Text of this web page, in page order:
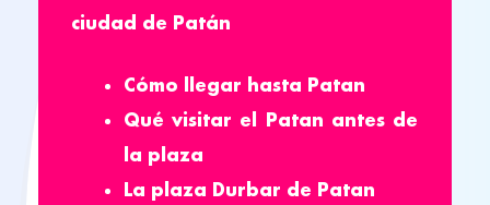
ciudad de Patán
Cómo llegar hasta Patan
Qué visitar el Patan antes de
la plaza
La plaza Durbar de Patan